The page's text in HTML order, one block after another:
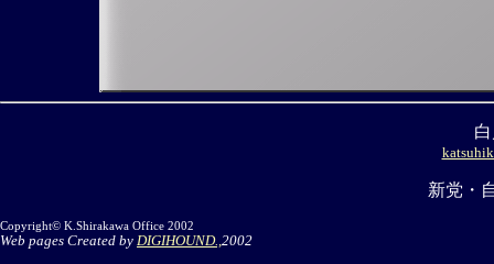
新党・
Copyright© K.Shirakawa Office 2002
Web pages Created by DIGIHOUND.,2002